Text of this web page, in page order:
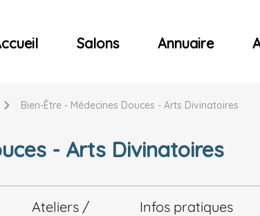
Concerts
Salons Annuaire
Bien-Être - Médecines Douces - Arts Divinatoires
- Arts Divinatoires
Ateliers /
Infos pratiques